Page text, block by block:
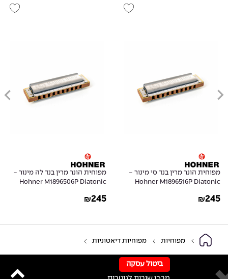
מפוחית הונר מרין בנד סי מינור -
Hohner M1896516P Diatonic
B Natural Minor
₪245
מפוחית הונר מרין בנד לה מינור -
Hohner M1896506P Diatonic
A Natural Minor
₪245
מפוחיות מפוחיות דיאטוניות
ביטול עסקה